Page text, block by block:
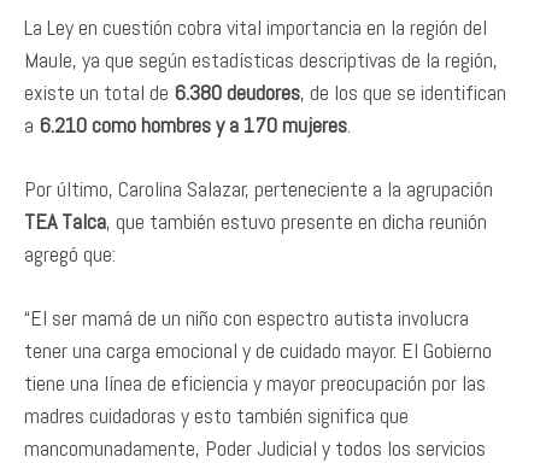
La Ley en cuestión cobra vital importancia en la región del
Maule, ya que según estadísticas descriptivas de la región,
existe un total de 6.380 deudores, de los que se identifican
a 6.210 como hombres y a 170 mujeres.
Por último, Carolina Salazar, perteneciente a la agrupación
TEA Talca, que también estuvo presente en dicha reunión
agregó que:
“El ser mamá de un niño con espectro autista involucra
tener una carga emocional y de cuidado mayor. El Gobierno
tiene una línea de eficiencia y mayor preocupación por las
madres cuidadoras y esto también significa que
mancomunadamente, Poder Judicial y todos los servicios